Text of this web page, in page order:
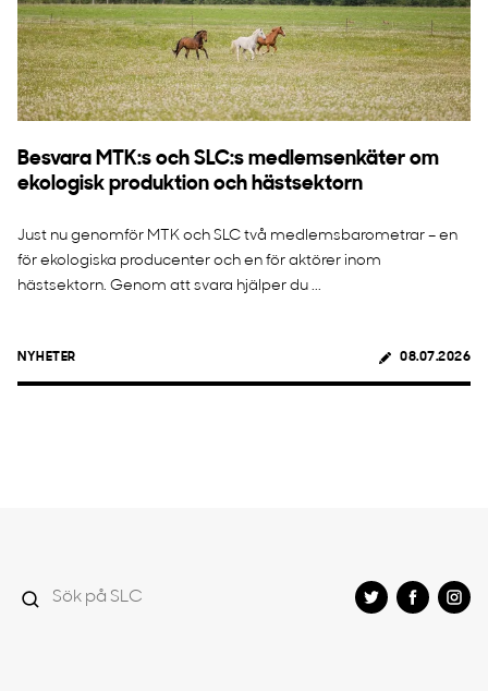
Besvara MTK:s och SLC:s medlemsenkäter om
ekologisk produktion och hästsektorn
Just nu genomför MTK och SLC två medlemsbarometrar – en
för ekologiska producenter och en för aktörer inom
hästsektorn. Genom att svara hjälper du ...
NYHETER 08.07.2026